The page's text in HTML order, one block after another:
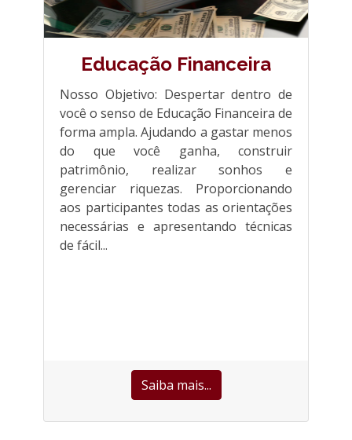
Educação Financeira
Nosso Objetivo: Despertar dentro de
você o senso de Educação Financeira de
forma ampla. Ajudando a gastar menos
do que você ganha, construir
patrimônio, realizar sonhos e
gerenciar riquezas. Proporcionando
aos participantes todas as orientações
necessárias e apresentando técnicas
de fácil...
Saiba mais...